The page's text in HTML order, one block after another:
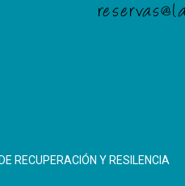
RECUPERACIÓN Y RESILENCIA